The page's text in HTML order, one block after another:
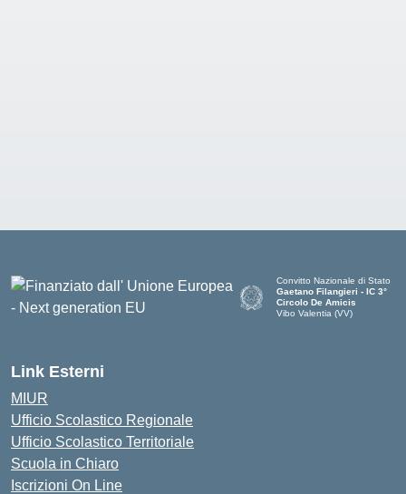
Convitto Nazionale di Stato
Gaetano Filangieri - IC 3°
Circolo De Amicis
Vibo Valentia (VV)
Link Esterni
MIUR
Ufficio Scolastico Regionale
Ufficio Scolastico Territoriale
Scuola in Chiaro
Iscrizioni On Line